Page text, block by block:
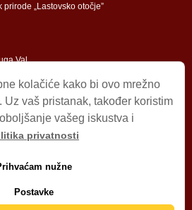
prirode „Lastovsko otočje”
Val
– 2026 Općina Lastovo.
o privatnosti
o pristupačnosti.
kolačiće kako bi ovo mrežno
vaš pristanak, također koristim
vašeg iskustva i
privatnosti
nužne
Postavke